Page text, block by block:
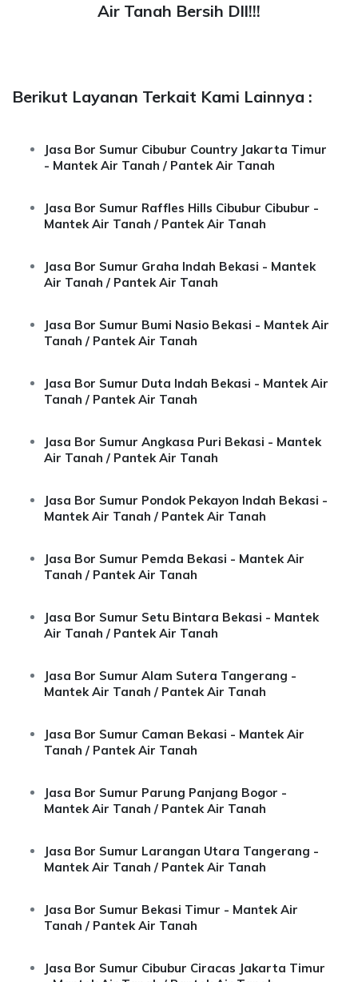
Air Tanah Bersih Dll!!!
Berikut Layanan Terkait Kami Lainnya :
Jasa Bor Sumur Cibubur Country Jakarta Timur
- Mantek Air Tanah / Pantek Air Tanah
Jasa Bor Sumur Raffles Hills Cibubur Cibubur -
Mantek Air Tanah / Pantek Air Tanah
Jasa Bor Sumur Graha Indah Bekasi - Mantek
Air Tanah / Pantek Air Tanah
Jasa Bor Sumur Bumi Nasio Bekasi - Mantek Air
Tanah / Pantek Air Tanah
Jasa Bor Sumur Duta Indah Bekasi - Mantek Air
Tanah / Pantek Air Tanah
Jasa Bor Sumur Angkasa Puri Bekasi - Mantek
Air Tanah / Pantek Air Tanah
Jasa Bor Sumur Pondok Pekayon Indah Bekasi -
Mantek Air Tanah / Pantek Air Tanah
Jasa Bor Sumur Pemda Bekasi - Mantek Air
Tanah / Pantek Air Tanah
Jasa Bor Sumur Setu Bintara Bekasi - Mantek
Air Tanah / Pantek Air Tanah
Jasa Bor Sumur Alam Sutera Tangerang -
Mantek Air Tanah / Pantek Air Tanah
Jasa Bor Sumur Caman Bekasi - Mantek Air
Tanah / Pantek Air Tanah
Jasa Bor Sumur Parung Panjang Bogor -
Mantek Air Tanah / Pantek Air Tanah
Jasa Bor Sumur Larangan Utara Tangerang -
Mantek Air Tanah / Pantek Air Tanah
Jasa Bor Sumur Bekasi Timur - Mantek Air
Tanah / Pantek Air Tanah
Jasa Bor Sumur Cibubur Ciracas Jakarta Timur